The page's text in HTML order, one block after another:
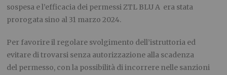
sospesa e l’efficacia dei permessi ZTL BLU A era stata
prorogata sino al 31 marzo 2024.
Per favorire il regolare svolgimento dell’istruttoria ed
evitare di trovarsi senza autorizzazione alla scadenza
del permesso, con la possibilità di incorrere nelle sanzioni